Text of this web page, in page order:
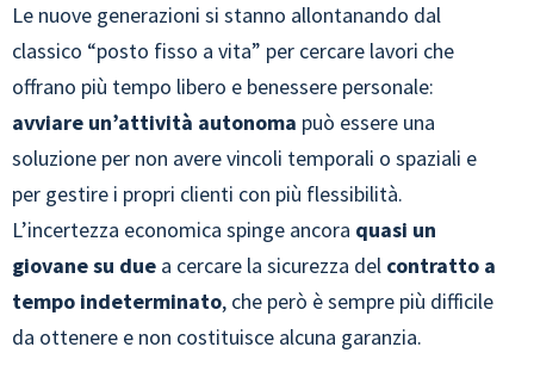
Le nuove generazioni si stanno allontanando dal
classico “posto fisso a vita” per cercare lavori che
offrano più tempo libero e benessere personale:
avviare un’attività autonoma può essere una
soluzione per non avere vincoli temporali o spaziali e
per gestire i propri clienti con più flessibilità.
L’incertezza economica spinge ancora quasi un
giovane su due a cercare la sicurezza del contratto a
tempo indeterminato, che però è sempre più difficile
da ottenere e non costituisce alcuna garanzia.